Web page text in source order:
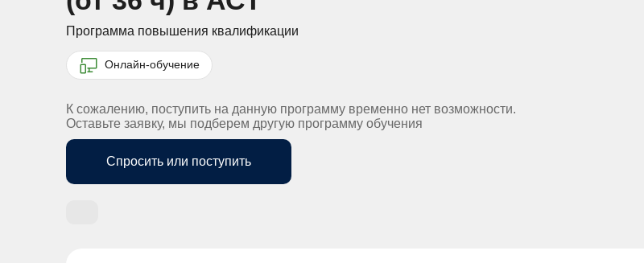
Программа повышения квалификации
Онлайн-обучение
К сожалению, поступить на данную программу временно нет возможности.
Оставьте заявку, мы подберем другую программу обучения
Спросить или поступить